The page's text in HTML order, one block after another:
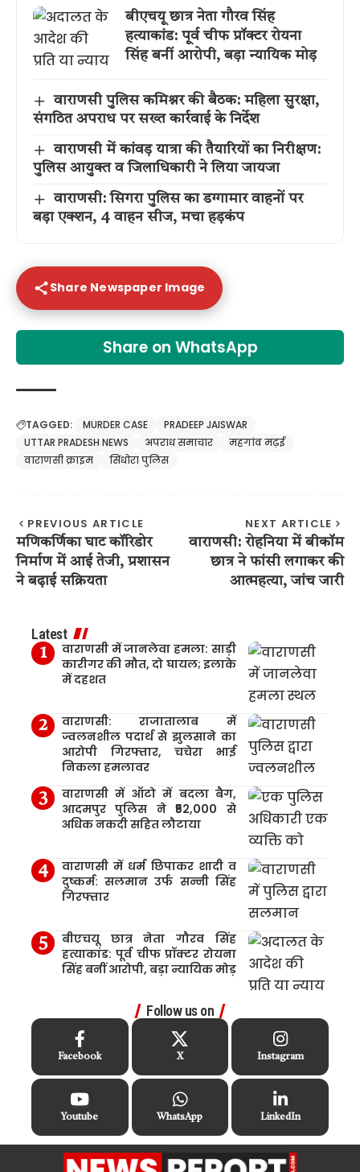
बीएचयू छात्र नेता गौरव सिंह
हत्याकांड: पूर्व चीफ प्रॉक्टर रोयना
सिंह बनीं आरोपी, बड़ा न्यायिक मोड़
वाराणसी पुलिस कमिश्नर की बैठक: महिला सुरक्षा,
संगठित अपराध पर सख्त कार्रवाई के निर्देश
वाराणसी में कांवड़ यात्रा की तैयारियों का निरीक्षण:
पुलिस आयुक्त व जिलाधिकारी ने लिया जायजा
वाराणसी: सिगरा पुलिस का डग्गामार वाहनों पर
बड़ा एक्शन, 4 वाहन सीज, मचा हड़कंप
Share Newspaper Image
Share on WhatsApp
TAGGED: MURDER CASE
PRADEEP JAISWAR
UTTAR PRADESH NEWS
अपराध समाचार
महगांव मढ़ई
वाराणसी क्राइम
सिंधोरा पुलिस
PREVIOUS ARTICLE
मणिकर्णिका घाट कॉरिडोर
निर्माण में आई तेजी, प्रशासन
ने बढ़ाई सक्रियता
NEXT ARTICLE
वाराणसी: रोहनिया में बीकॉम
छात्र ने फांसी लगाकर की
आत्महत्या, जांच जारी
Latest
वाराणसी में जानलेवा हमला: साड़ी
कारीगर की मौत, दो घायल; इलाके
में दहशत
वाराणसी: राजातालाब में
ज्वलनशील पदार्थ से झुलसाने का
आरोपी गिरफ्तार, चचेरा भाई
निकला हमलावर
वाराणसी में ऑटो में बदला बैग,
आदमपुर पुलिस ने ₹52,000 से
अधिक नकदी सहित लौटाया
वाराणसी में धर्म छिपाकर शादी व
दुष्कर्म: सलमान उर्फ सन्नी सिंह
गिरफ्तार
बीएचयू छात्र नेता गौरव सिंह
हत्याकांड: पूर्व चीफ प्रॉक्टर रोयना
सिंह बनीं आरोपी, बड़ा न्यायिक मोड़
Follow us on
Facebook X Instagram
Youtube WhatsApp LinkedIn